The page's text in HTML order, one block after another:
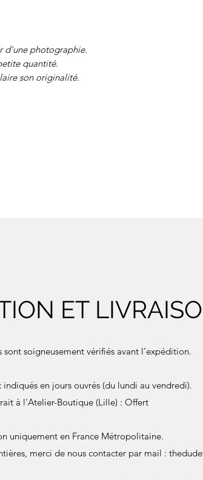
d'une photographie.
quantité.
son originalité.
ET
sont soigneusement vérifiés avant l’expédition.
indiqués en jours ouvrés (du lundi au vendredi).
à l'Atelier-Boutique (Lille) : Offert
uniquement en France Métropolitaine.
merci de nous contacter par mail :